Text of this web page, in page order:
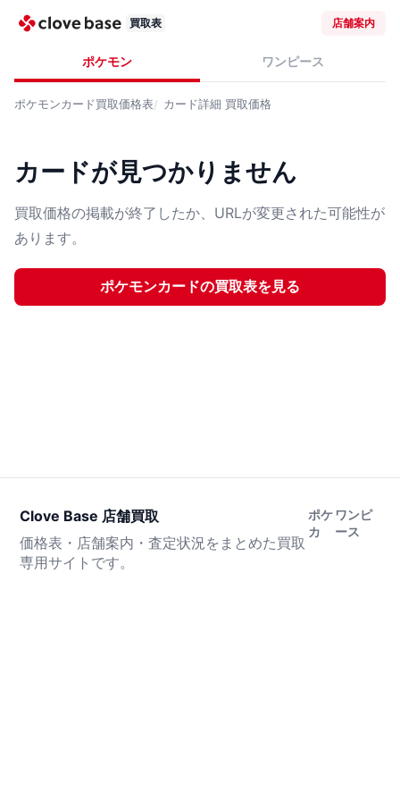
買取表 店舗案内
ポケモン ワンピース
ポケモンカード買取価格表 カード詳細 買取価格
カードが見つかりません
買取価格の掲載が終了したか、URLが変更された可能性が
あります。
ポケモンカードの買取表を見る
Clove Base 店舗買取
価格表・店舗案内・査定状況をまとめた買取
専用サイトです。
ポケ
カ
ワンピ
ース